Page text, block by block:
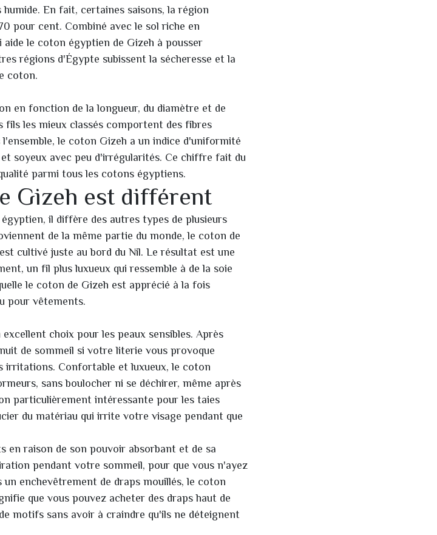
En fait, certaines saisons, la région
pour cent. Combiné avec le sol riche en
le coton égyptien de Gizeh à pousser
régions d'Égypte subissent la sécheresse et la
coton.
en fonction de la longueur, du diamètre et de
les mieux classés comportent des fibres
le coton Gizeh a un indice d'uniformité
soyeux avec peu d'irrégularités. Ce chiffre fait du
parmi tous les cotons égyptiens.
Gizeh est différent
il diffère des autres types de plusieurs
de la même partie du monde, le coton de
cultivé juste au bord du Nil. Le résultat est une
un fil plus luxueux qui ressemble à de la soie
le coton de Gizeh est apprécié à la fois
pour vêtements.
choix pour les peaux sensibles. Après
de sommeil si votre literie vous provoque
irritations. Confortable et luxueux, le coton
sans boulocher ni se déchirer, même après
particulièrement intéressante pour les taies
du matériau qui irrite votre visage pendant que
raison de son pouvoir absorbant et de sa
pendant votre sommeil, pour que vous n'ayez
un enchevêtrement de draps mouillés, le coton
que vous pouvez acheter des draps haut de
motifs sans avoir à craindre qu'ils ne déteignent